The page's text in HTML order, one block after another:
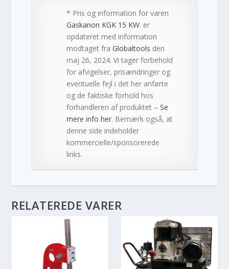
* Pris og information for varen
Gaskanon KGK 15 KW. er
opdateret med information
modtaget fraGlobaltools den
maj 26, 2024. Vi tager forbehold
for afvigelser, prisændringer og
eventuelle fejl i det her anførte
og de faktiske forhold hos
forhandleren af produktet –Se
mere info her. Bemærk også, at
denne side indeholder
kommercielle/sponsorerede
links.
RELATEREDE VARER